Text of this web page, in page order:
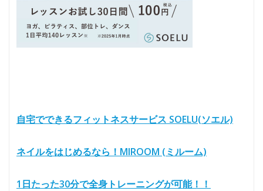
自宅でできるフィットネスサービス SOELU(ソエル)
ネイルをはじめるなら！MIROOM (ミルーム)
1日たった30分で全身トレーニングが可能！！